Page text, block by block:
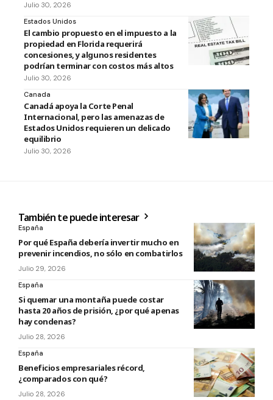
Julio 30, 2026
Estados Unidos
El cambio propuesto en el impuesto a la
propiedad en Florida requerirá
concesiones, y algunos residentes
podrían terminar con costos más altos
Julio 30, 2026
Canada
Canadá apoya la Corte Penal
Internacional, pero las amenazas de
Estados Unidos requieren un delicado
equilibrio
Julio 30, 2026
También te puede interesar
España
Por qué España debería invertir mucho en
prevenir incendios, no sólo en combatirlos
Julio 29, 2026
España
Si quemar una montaña puede costar
hasta 20 años de prisión, ¿por qué apenas
hay condenas?
Julio 28, 2026
España
Beneficios empresariales récord,
¿comparados con qué?
Julio 28, 2026